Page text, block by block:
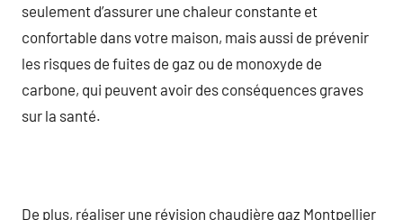
seulement d’assurer une chaleur constante et
confortable dans votre maison, mais aussi de prévenir
les risques de fuites de gaz ou de monoxyde de
carbone, qui peuvent avoir des conséquences graves
sur la santé.
De plus, réaliser une révision chaudière gaz Montpellier